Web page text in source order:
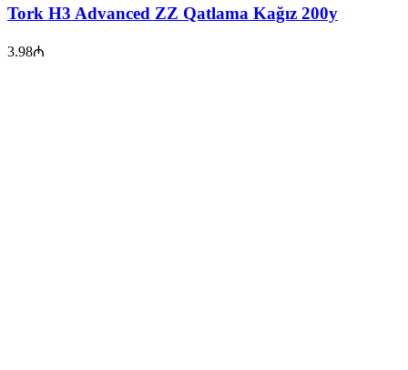
Tork H3 Advanced ZZ Qatlama Kağız 200y
3.98₼